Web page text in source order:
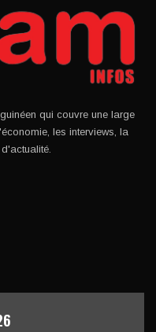
qui couvre une large
les interviews, la